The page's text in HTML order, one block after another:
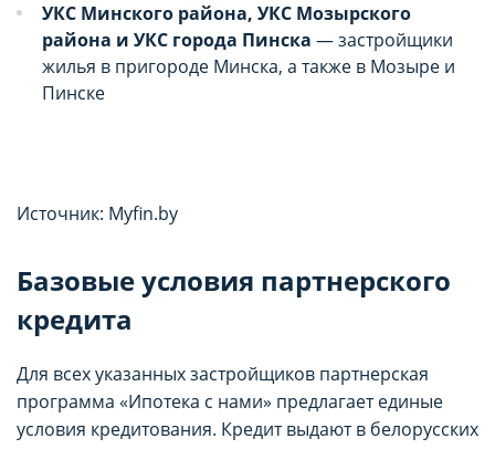
УКС Минского района, УКС Мозырского
района и УКС города Пинска — застройщики
жилья в пригороде Минска, а также в Мозыре и
Пинске
Источник: Myfin.by
Базовые условия партнерского
кредита
Для всех указанных застройщиков партнерская
программа «Ипотека с нами» предлагает единые
условия кредитования. Кредит выдают в белорусских